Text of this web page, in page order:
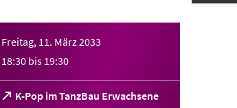
Freitag, 11. März 2033
18:30 bis 19:30
K-Pop im TanzBau Erwachsene
(Öffnet